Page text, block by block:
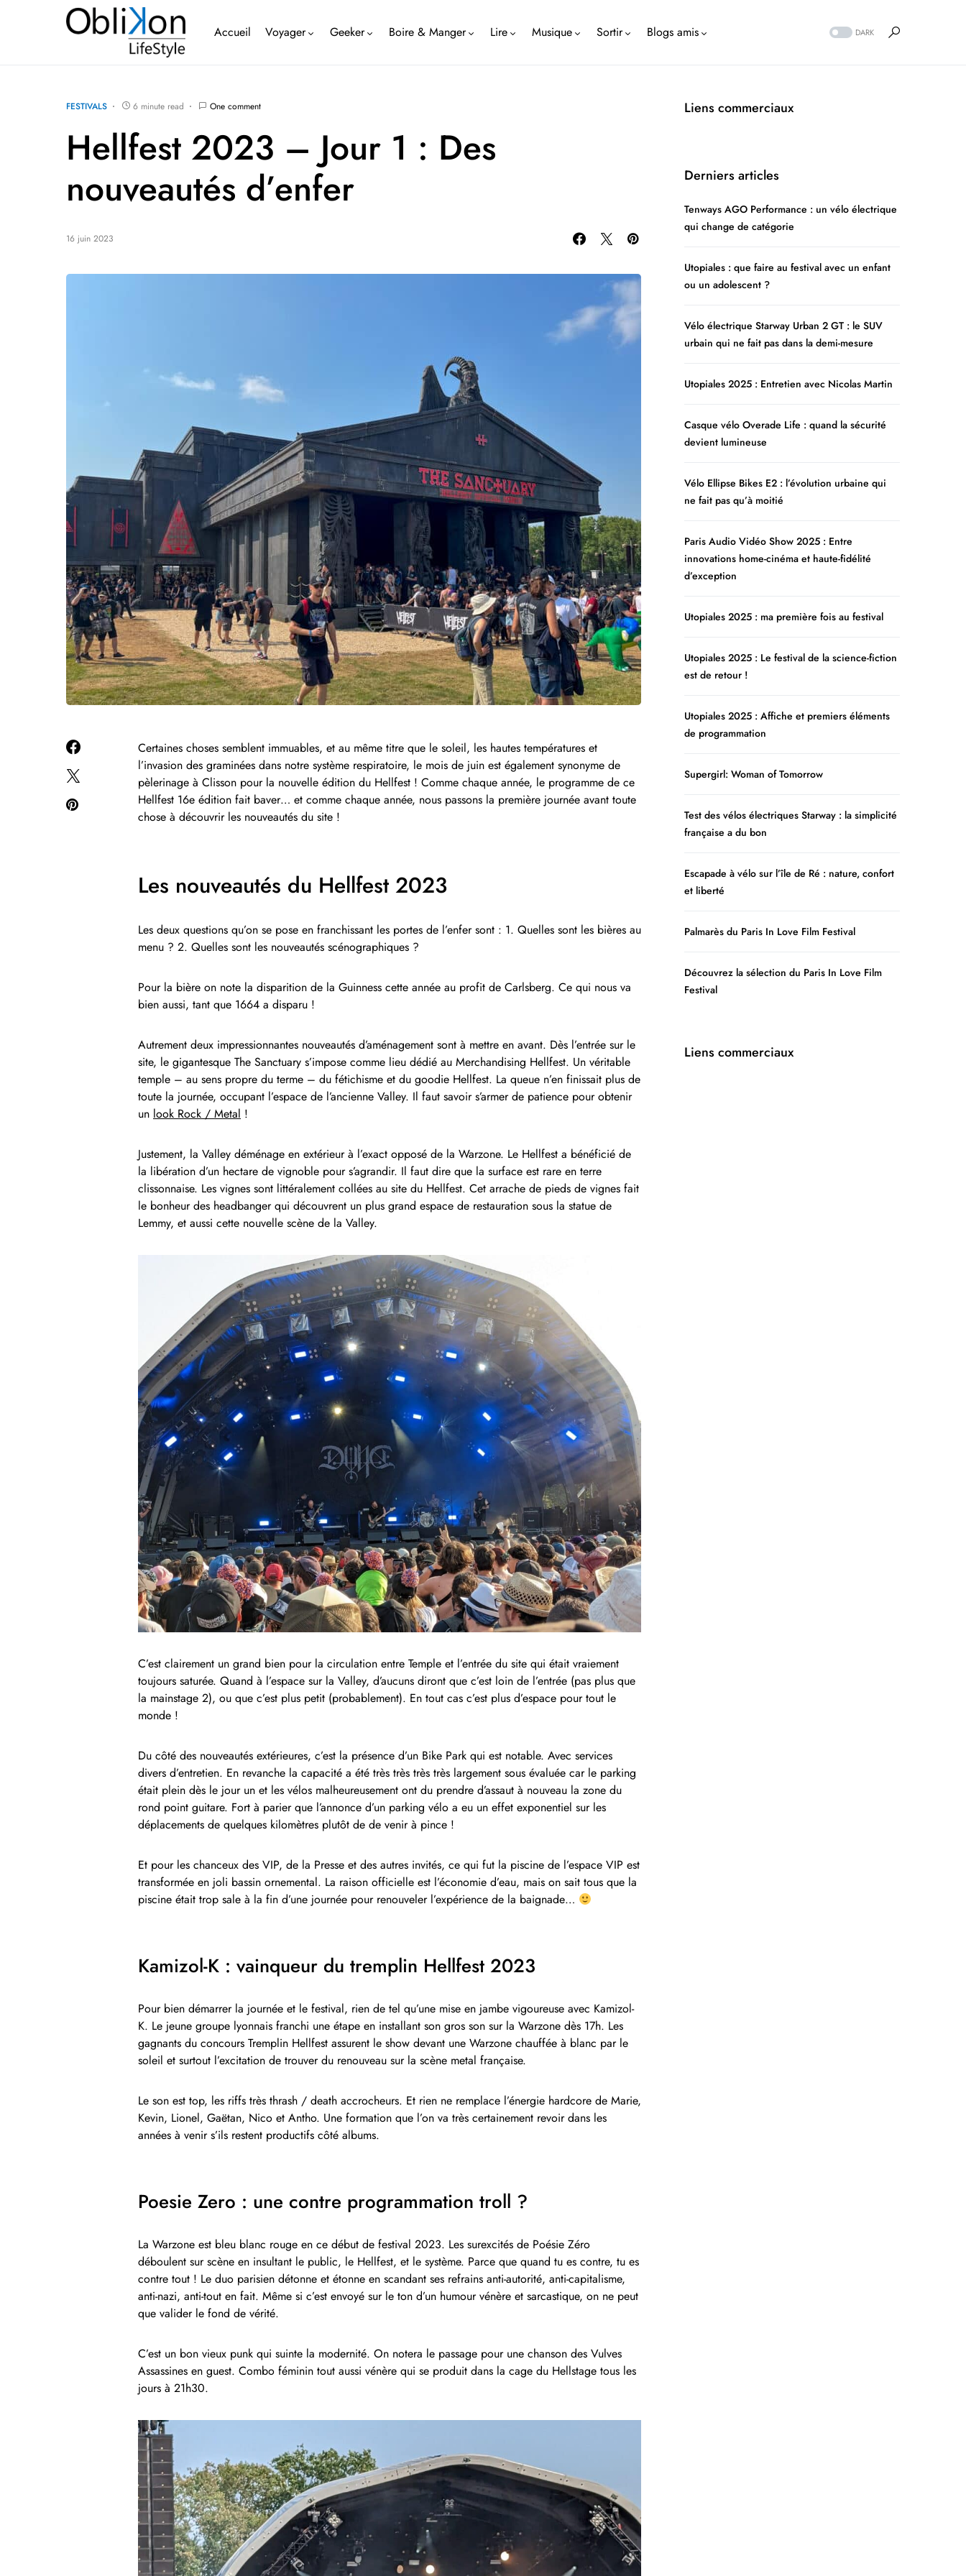
Accueil Voyager Geeker Boire & Manger Lire Musique Sortir Blogs amis DARK
FESTIVALS 6 minute read One comment
Hellfest 2023 – Jour 1 : Des
nouveautés d’enfer
16 juin 2023
Certaines choses semblent immuables, et au même titre que le soleil, les hautes températures et
l’invasion des graminées dans notre système respiratoire, le mois de juin est également synonyme de
pèlerinage à Clisson pour la nouvelle édition du Hellfest ! Comme chaque année, le programme de ce
Hellfest 16e édition fait baver… et comme chaque année, nous passons la première journée avant toute
chose à découvrir les nouveautés du site !
Les nouveautés du Hellfest 2023
Les deux questions qu’on se pose en franchissant les portes de l’enfer sont : 1. Quelles sont les bières au
menu ? 2. Quelles sont les nouveautés scénographiques ?
Pour la bière on note la disparition de la Guinness cette année au profit de Carlsberg. Ce qui nous va
bien aussi, tant que 1664 a disparu !
Autrement deux impressionnantes nouveautés d’aménagement sont à mettre en avant. Dès l’entrée sur le
site, le gigantesque The Sanctuary s’impose comme lieu dédié au Merchandising Hellfest. Un véritable
temple – au sens propre du terme – du fétichisme et du goodie Hellfest. La queue n’en finissait plus de
toute la journée, occupant l’espace de l’ancienne Valley. Il faut savoir s’armer de patience pour obtenir
un look Rock / Metal !
Justement, la Valley déménage en extérieur à l’exact opposé de la Warzone. Le Hellfest a bénéficié de
la libération d’un hectare de vignoble pour s’agrandir. Il faut dire que la surface est rare en terre
clissonnaise. Les vignes sont littéralement collées au site du Hellfest. Cet arrache de pieds de vignes fait
le bonheur des headbanger qui découvrent un plus grand espace de restauration sous la statue de
Lemmy, et aussi cette nouvelle scène de la Valley.
C’est clairement un grand bien pour la circulation entre Temple et l’entrée du site qui était vraiement
toujours saturée. Quand à l’espace sur la Valley, d’aucuns diront que c’est loin de l’entrée (pas plus que
la mainstage 2), ou que c’est plus petit (probablement). En tout cas c’est plus d’espace pour tout le
monde !
Du côté des nouveautés extérieures, c’est la présence d’un Bike Park qui est notable. Avec services
divers d’entretien. En revanche la capacité a été très très très très largement sous évaluée car le parking
était plein dès le jour un et les vélos malheureusement ont du prendre d’assaut à nouveau la zone du
rond point guitare. Fort à parier que l’annonce d’un parking vélo a eu un effet exponentiel sur les
déplacements de quelques kilomètres plutôt de de venir à pince !
Et pour les chanceux des VIP, de la Presse et des autres invités, ce qui fut la piscine de l’espace VIP est
transformée en joli bassin ornemental. La raison officielle est l’économie d’eau, mais on sait tous que la
piscine était trop sale à la fin d’une journée pour renouveler l’expérience de la baignade…
Kamizol-K : vainqueur du tremplin Hellfest 2023
Pour bien démarrer la journée et le festival, rien de tel qu’une mise en jambe vigoureuse avec Kamizol-
K. Le jeune groupe lyonnais franchi une étape en installant son gros son sur la Warzone dès 17h. Les
gagnants du concours Tremplin Hellfest assurent le show devant une Warzone chauffée à blanc par le
soleil et surtout l’excitation de trouver du renouveau sur la scène metal française.
Le son est top, les riffs très thrash / death accrocheurs. Et rien ne remplace l’énergie hardcore de Marie,
Kevin, Lionel, Gaëtan, Nico et Antho. Une formation que l’on va très certainement revoir dans les
années à venir s’ils restent productifs côté albums.
Poesie Zero : une contre programmation troll ?
La Warzone est bleu blanc rouge en ce début de festival 2023. Les surexcités de Poésie Zéro
déboulent sur scène en insultant le public, le Hellfest, et le système. Parce que quand tu es contre, tu es
contre tout ! Le duo parisien détonne et étonne en scandant ses refrains anti-autorité, anti-capitalisme,
anti-nazi, anti-tout en fait. Même si c’est envoyé sur le ton d’un humour vénère et sarcastique, on ne peut
que valider le fond de vérité.
C’est un bon vieux punk qui suinte la modernité. On notera le passage pour une chanson des Vulves
Assassines en guest. Combo féminin tout aussi vénère qui se produit dans la cage du Hellstage tous les
jours à 21h30.
Liens commerciaux
Derniers articles
Tenways AGO Performance : un vélo électrique
qui change de catégorie
Utopiales : que faire au festival avec un enfant
ou un adolescent ?
Vélo électrique Starway Urban 2 GT : le SUV
urbain qui ne fait pas dans la demi-mesure
Utopiales 2025 : Entretien avec Nicolas Martin
Casque vélo Overade Life : quand la sécurité
devient lumineuse
Vélo Ellipse Bikes E2 : l’évolution urbaine qui
ne fait pas qu’à moitié
Paris Audio Vidéo Show 2025 : Entre
innovations home-cinéma et haute-fidélité
d’exception
Utopiales 2025 : ma première fois au festival
Utopiales 2025 : Le festival de la science-fiction
est de retour !
Utopiales 2025 : Affiche et premiers éléments
de programmation
Supergirl: Woman of Tomorrow
Test des vélos électriques Starway : la simplicité
française a du bon
Escapade à vélo sur l’île de Ré : nature, confort
et liberté
Palmarès du Paris In Love Film Festival
Découvrez la sélection du Paris In Love Film
Festival
Liens commerciaux